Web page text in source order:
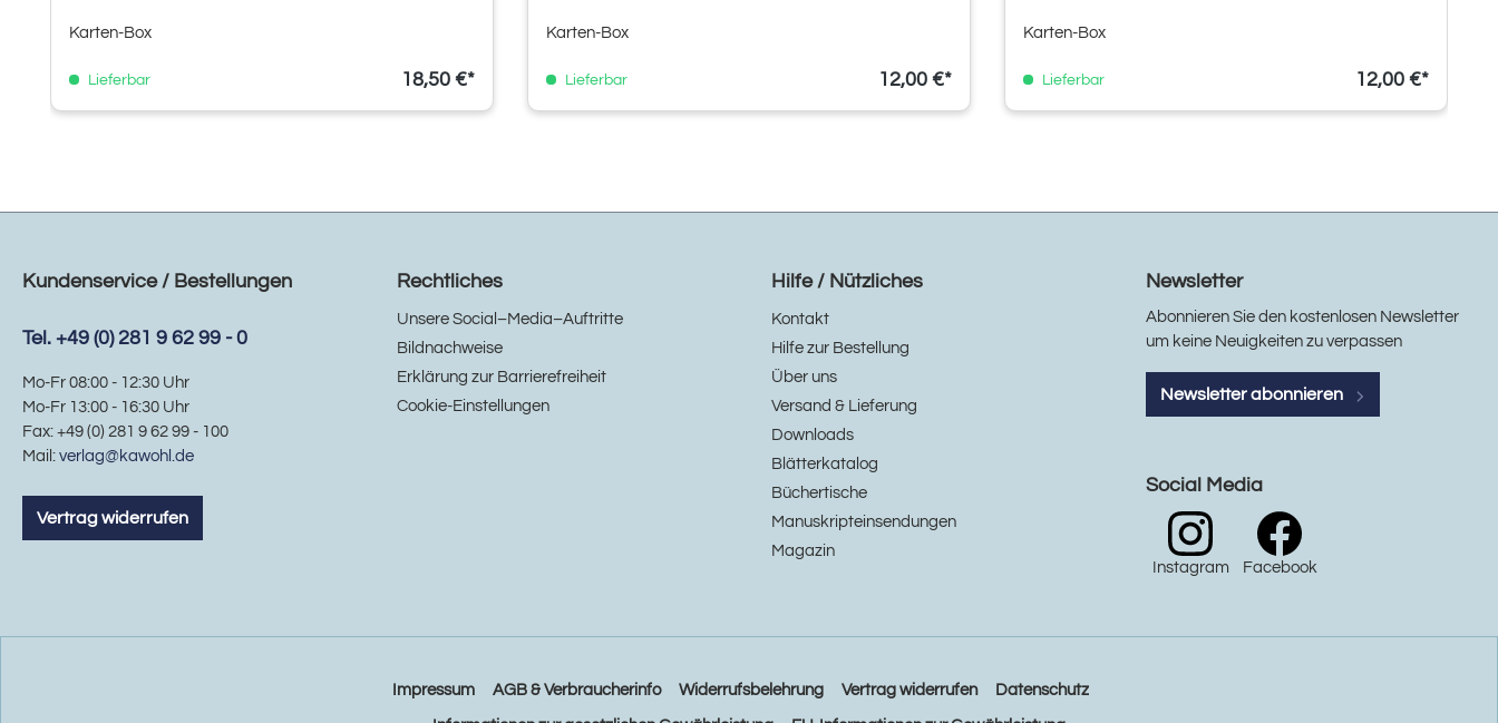
Karten-Box
Lieferbar 18,50 €*
Karten-Box
Lieferbar 12,00 €*
Karten-Box
Lieferbar 12,00 €*
Kundenservice / Bestellungen
Tel. +49 (0) 281 9 62 99 - 0
Mo-Fr 08:00 - 12:30 Uhr
Mo-Fr 13:00 - 16:30 Uhr
Fax: +49 (0) 281 9 62 99 - 100
Mail: verlag@kawohl.de
Vertrag widerrufen
Rechtliches
Unsere Social–Media–Auftritte
Bildnachweise
Erklärung zur Barrierefreiheit
Cookie-Einstellungen
Hilfe / Nützliches
Kontakt
Hilfe zur Bestellung
Über uns
Versand & Lieferung
Downloads
Blätterkatalog
Büchertische
Manuskripteinsendungen
Magazin
Newsletter
Abonnieren Sie den kostenlosen Newsletter
um keine Neuigkeiten zu verpassen
Newsletter abonnieren
Social Media
Instagram Facebook
Impressum AGB & Verbraucherinfo Widerrufsbelehrung Vertrag widerrufen Datenschutz